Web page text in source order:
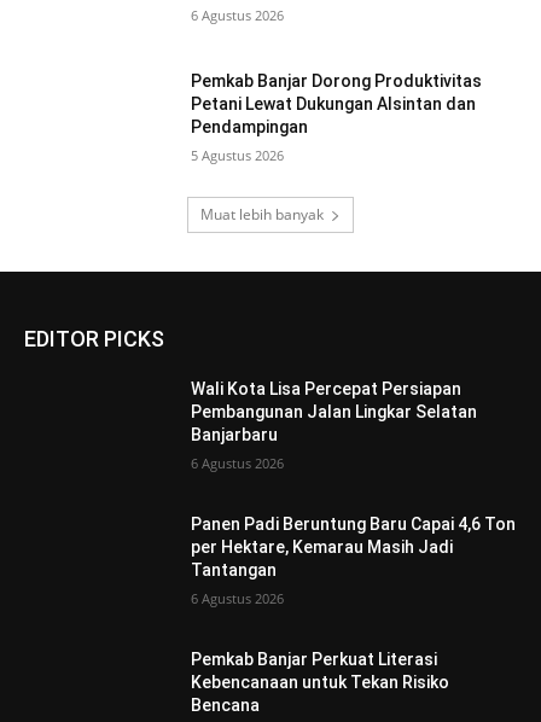
6 Agustus 2026
Pemkab Banjar Dorong Produktivitas
Petani Lewat Dukungan Alsintan dan
Pendampingan
5 Agustus 2026
Muat lebih banyak
EDITOR PICKS
Wali Kota Lisa Percepat Persiapan
Pembangunan Jalan Lingkar Selatan
Banjarbaru
6 Agustus 2026
Panen Padi Beruntung Baru Capai 4,6 Ton
per Hektare, Kemarau Masih Jadi
Tantangan
6 Agustus 2026
Pemkab Banjar Perkuat Literasi
Kebencanaan untuk Tekan Risiko
Bencana